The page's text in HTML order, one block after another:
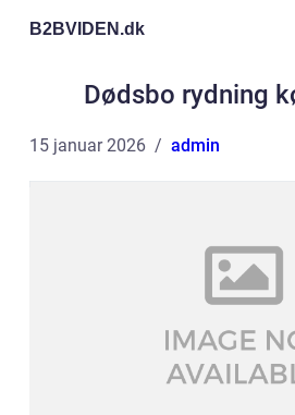
B2BVIDEN.dk
Dødsbo rydning
15 januar 2026 admin